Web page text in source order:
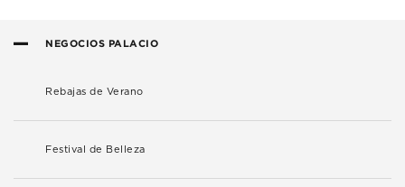
NEGOCIOS PALACIO
Rebajas de Verano
Festival de Belleza